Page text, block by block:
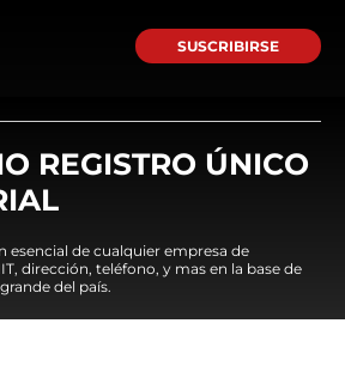
SUSCRIBIRSE
REGISTRO ÚNICO
esencial de cualquier empresa de
dirección, teléfono, y mas en la base de
del país.